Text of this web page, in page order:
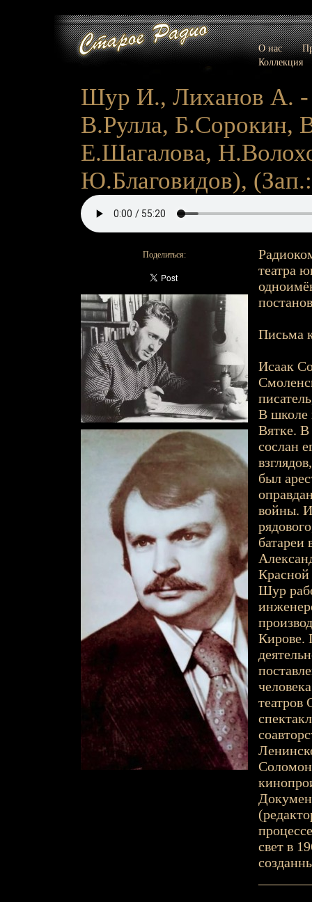
О нас
Коллекция
Шур И., Лиханов А. -
В.Рулла,
Е.Шагалова,
Ю.Благовидов),
Поделиться:
театра
Письма
Исаак
В школе
Вятке. В
сослан
был
войны.
батареи
Красной
Шур
Кирове.
свет в